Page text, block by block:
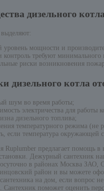
дизельного
уровень мощности и
контроль требуют минимального
риски возникновения
дизельного котла
шум во время работы;
электричества для работы
дизельного топлива;
температурного режима (не
если температура окружающей
Ruplumber предлагает помощь в
Дежурный сантехник
в районах Москва
район и вы можете
на дом, если вопрос
Сантехник поможет оценить